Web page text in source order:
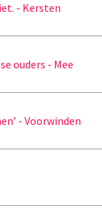
- Kersten
ouders - Mee
- Voorwinden